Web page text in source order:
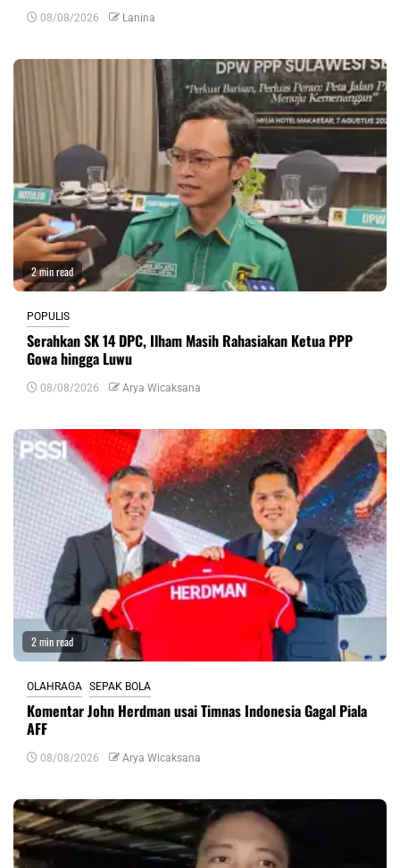
08/08/2026 Lanina
2 min read
POPULIS
Serahkan SK 14 DPC, Ilham Masih Rahasiakan Ketua PPP
Gowa hingga Luwu
08/08/2026 Arya Wicaksana
2 min read
OLAHRAGA SEPAK BOLA
Komentar John Herdman usai Timnas Indonesia Gagal Piala
AFF
08/08/2026 Arya Wicaksana